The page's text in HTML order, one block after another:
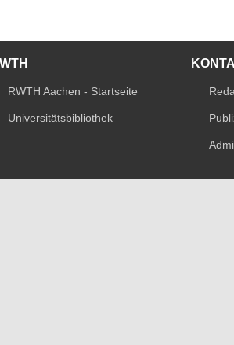
RWTH Aachen - Startseite
Universitätsbibliothek